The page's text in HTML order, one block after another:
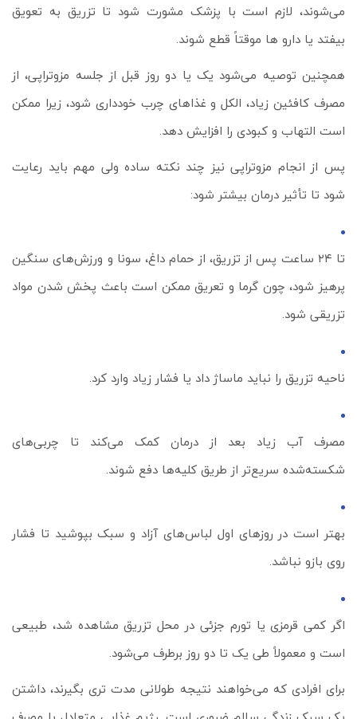
می‌شوند، لازم است با پزشک مشورت شود تا تزریق به تعویق
بیفتد یا دارو ها موقتاً قطع شوند.
همچنین توصیه می‌شود یک یا دو روز قبل از جلسه مزوتراپی، از
مصرف کافئین زیاد، الکل و غذاهای چرب خودداری شود، زیرا ممکن
است التهاب و کبودی را افزایش دهد.
پس از انجام مزوتراپی نیز چند نکته ساده ولی مهم باید رعایت
شود تا تأثیر درمان بیشتر شود:
تا ۲۴ ساعت پس از تزریق، از حمام داغ، سونا و ورزش‌های سنگین
پرهیز شود، چون گرما و تعریق ممکن است باعث پخش شدن مواد
تزریقی شود.
ناحیه تزریق را نباید ماساژ داد یا فشار زیاد وارد کرد.
مصرف آب زیاد بعد از درمان کمک می‌کند تا چربی‌های
شکسته‌شده سریع‌تر از طریق کلیه‌ها دفع شوند.
بهتر است در روزهای اول لباس‌های آزاد و سبک بپوشید تا فشار
روی بازو نباشد.
اگر کمی قرمزی یا تورم جزئی در محل تزریق مشاهده شد، طبیعی
است و معمولاً طی یک تا دو روز برطرف می‌شود.
برای افرادی که می‌خواهند نتیجه طولانی‌ مدت‌ تری بگیرند، داشتن